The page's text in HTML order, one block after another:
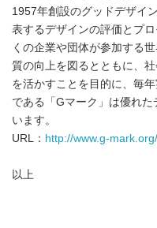
1957年創設のグッドデザイ
表するデザインの評価とプ
くの企業や団体が参加する
質の向上を図るとともに、
を活かすことを目的に、毎
である「Gマーク」は優れ
います。
URL： http://www.g-mark.org/
以上